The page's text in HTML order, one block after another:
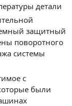
детали
защитный
поворотного
системы
с
были